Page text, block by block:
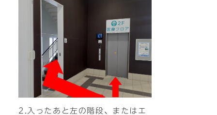
2.入ったあと左の階段、またはエ